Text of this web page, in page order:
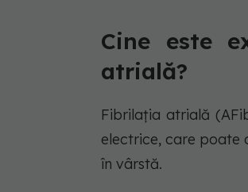
Cine este
atrială?
Fibrilația atrială
electrice, care poate
în vârstă.